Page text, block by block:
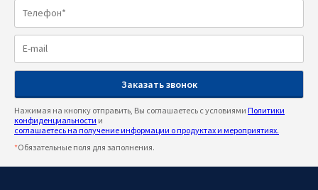
Нажимая на кнопку отправить, Вы соглашаетесь с условиями Политики
конфиденциальности и
соглашаетесь на получение информации о продуктах и мероприятиях.
*Обязательные поля для заполнения.